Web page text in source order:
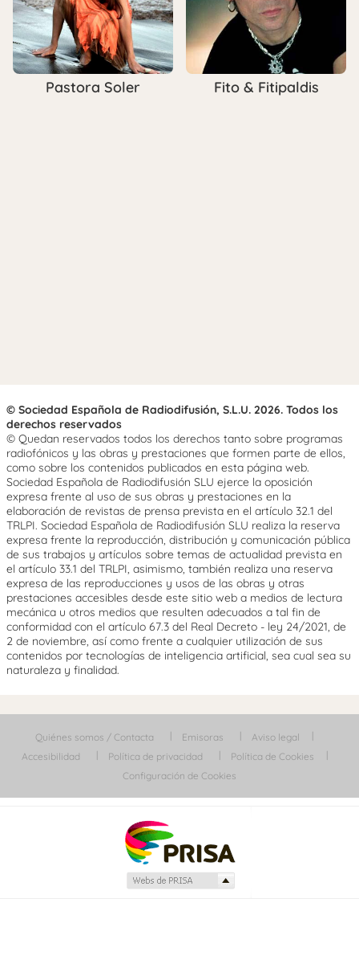
Pastora Soler Fito & Fitipaldis
© Sociedad Española de Radiodifusión, S.L.U. 2026. Todos los
derechos reservados
© Quedan reservados todos los derechos tanto sobre programas
radiofónicos y las obras y prestaciones que formen parte de ellos,
como sobre los contenidos publicados en esta página web.
Sociedad Española de Radiodifusión SLU ejerce la oposición
expresa frente al uso de sus obras y prestaciones en la
elaboración de revistas de prensa prevista en el artículo 32.1 del
TRLPI. Sociedad Española de Radiodifusión SLU realiza la reserva
expresa frente la reproducción, distribución y comunicación pública
de sus trabajos y artículos sobre temas de actualidad prevista en
el artículo 33.1 del TRLPI, asimismo, también realiza una reserva
expresa de las reproducciones y usos de las obras y otras
prestaciones accesibles desde este sitio web a medios de lectura
mecánica u otros medios que resulten adecuados a tal fin de
conformidad con el artículo 67.3 del Real Decreto - ley 24/2021, de
2 de noviembre, así como frente a cualquier utilización de sus
contenidos por tecnologías de inteligencia artificial, sea cual sea su
naturaleza y finalidad.
Quiénes somos / Contacta Emisoras
Aviso legal
Accesibilidad
Política de privacidad
Política de Cookies
Configuración de Cookies